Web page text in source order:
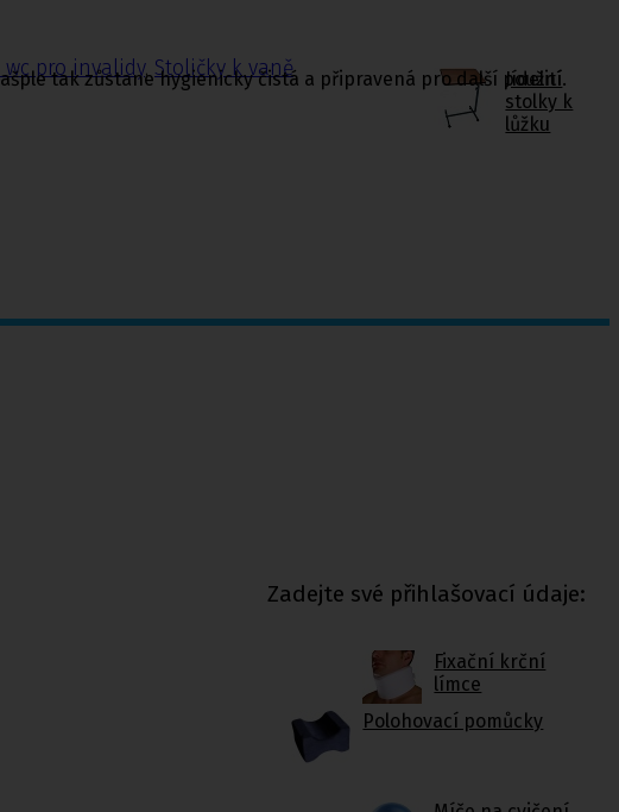
wc pro invalidy, Stoličky k vaně
Jídelní
stolky k
lůžku
Fixační krční
límce
Polohovací pomůcky
tak zůstane hygienicky čistá a připravená pro další použití.
Zadejte své přihlašovací údaje: